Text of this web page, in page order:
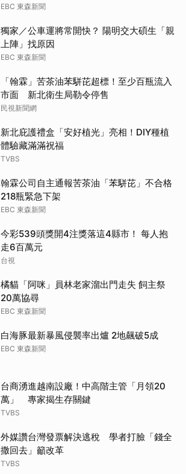
EBC 東森新聞
獨家／公車運將常開快？ 陽明交大碩生「親
上陣」找原因
EBC 東森新聞
「翰霖」苦茶油苯駢芘超標！至少百瓶流入
市面 新北衛生局勒令停售
民視新聞網
新北庇護禮盒「安好植光」亮相！DIY種植
體驗藏滿滿祝福
TVBS
翰霖公司自主通報苦茶油「苯駢芘」不合格
218瓶緊急下架
EBC 東森新聞
今彩539頭獎開4注獎落這4縣市！ 每人抱
走6百萬元
台視
橘貓「阿咪」員林老家溜出門走失 飼主祭
20萬協尋
EBC 東森新聞
白海豚最新暴風侵襲率出爐 2地飆破5成
EBC 東森新聞
台商湧進越南設廠！中高階主管「月領20
萬」 專家揭生存關鍵
TVBS
外媒讚台灣發票解決逃稅 學者打臉「錢全
撒回去」籲改革
TVBS